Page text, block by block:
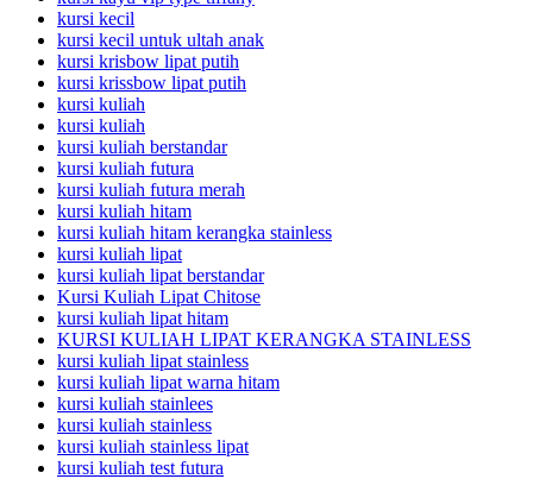
kursi kecil
kursi kecil untuk ultah anak
kursi krisbow lipat putih
kursi krissbow lipat putih
kursi kuliah
kursi kuliah
kursi kuliah berstandar
kursi kuliah futura
kursi kuliah futura merah
kursi kuliah hitam
kursi kuliah hitam kerangka stainless
kursi kuliah lipat
kursi kuliah lipat berstandar
Kursi Kuliah Lipat Chitose
kursi kuliah lipat hitam
KURSI KULIAH LIPAT KERANGKA STAINLESS
kursi kuliah lipat stainless
kursi kuliah lipat warna hitam
kursi kuliah stainlees
kursi kuliah stainless
kursi kuliah stainless lipat
kursi kuliah test futura